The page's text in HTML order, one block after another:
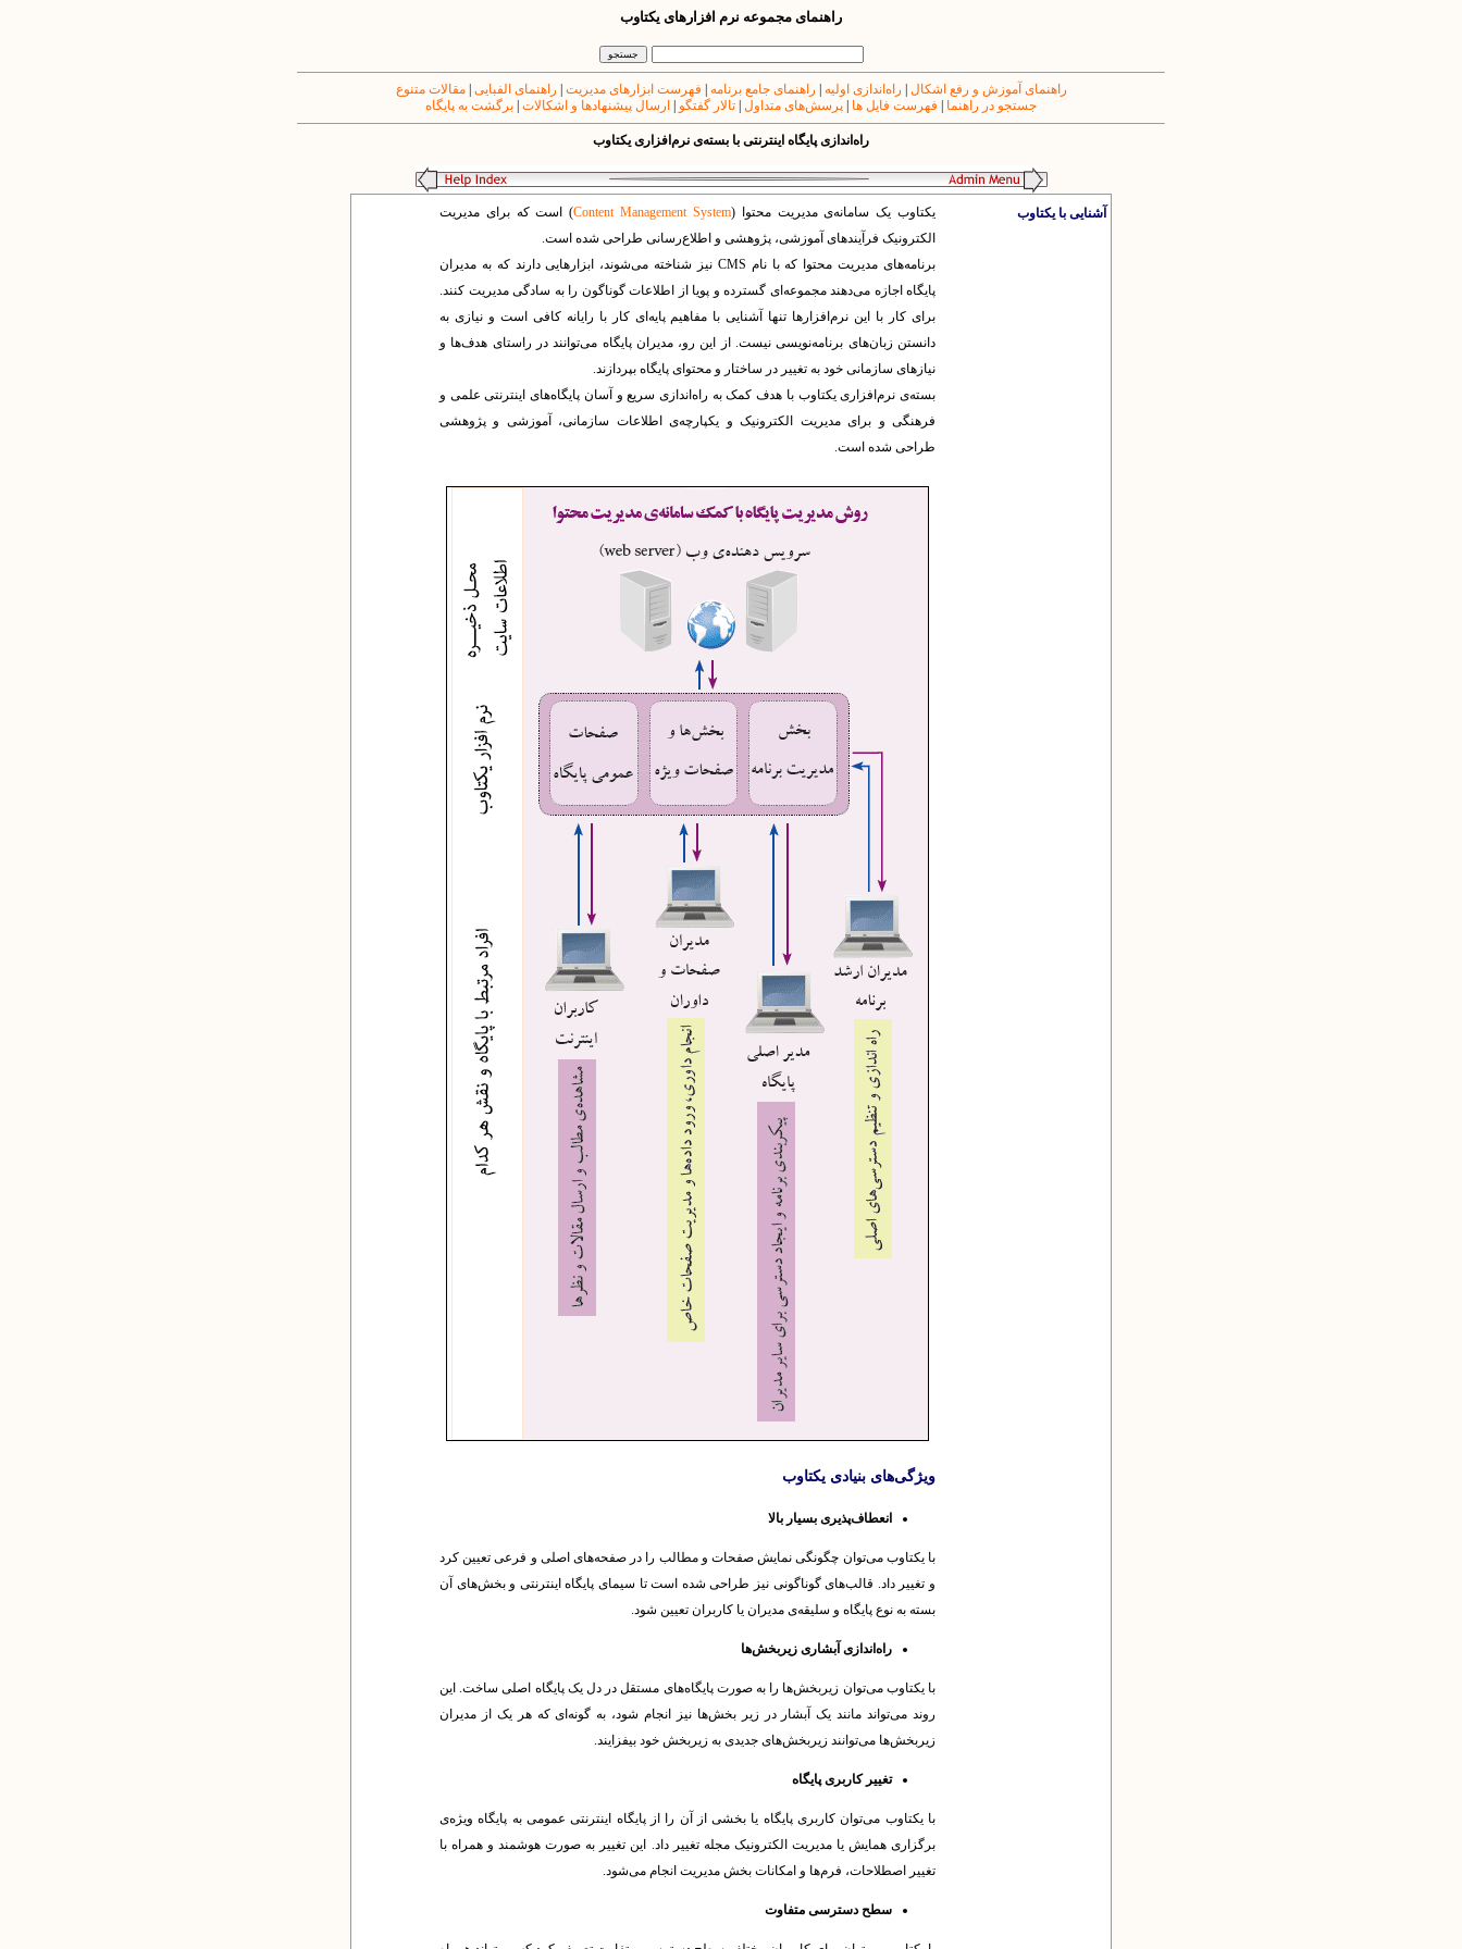
راهنمای مجموعه نرم افزارهای یکتاوب
راهنمای آموزش و رفع اشکال راه‌اندازی اولیه راهنمای جامع برنامه فهرست ابزارهای مدیریت راهنمای الفبایی |مقالات متنوع
جستجو در راهنما
فهرست فایل ها پرسش‌های متداول تالار گفتگو ارسال پیشنهادها و اشکالات برگشت به پایگاه
راه‌اندازی پایگاه اینترنتی با بسته‌ی نرم‌افزاری یکتاوب
آشنایی با یکتاوب یکتاوب یک سامانه‌ی مدیریت محتوا (Content Management System) است که برای مدیریت
الکترونیک فرآیندهای آموزشی، پژوهشی و اطلاع‌رسانی طراحی شده است.
برنامه‌های مدیریت محتوا که با نام CMS نیز شناخته می‌شوند، ابزارهایی دارند که به مدیران
پایگاه اجازه می‌دهند مجموعه‌ای گسترده و پویا از اطلاعات گوناگون را به سادگی مدیریت کنند.
برای کار با این نرم‌افزارها تنها آشنایی با مفاهیم پایه‌ای کار با رایانه کافی است و نیازی به
دانستن زبان‌های برنامه‌نویسی نیست. از این رو، مدیران پایگاه می‌توانند در راستای هدف‌ها و
نیازهای سازمانی خود به تغییر در ساختار و محتوای پایگاه بپردازند.
بسته‌ی نرم‌افزاری یکتاوب با هدف کمک به راه‌‌اندازی سریع و آسان پایگاه‌های اینترنتی علمی و
فرهنگی و برای مدیریت الکترونیک و یکپارچه‌ی اطلاعات سازمانی، آموزشی و پژوهشی
طراحی شده است.
ویژگی‌های بنیادی یکتاوب
انعطاف‌پذیری بسیار بالا
با یکتاوب می‌توان چگونگی نمایش صفحات و مطالب را در صفحه‌های اصلی و فرعی تعیین کرد
و تغییر داد. قالب‌های گوناگونی نیز طراحی شده است تا سیمای پایگاه‌ اینترنتی و بخش‌های آن
بسته به نوع پایگاه و سلیقه‌ی مدیران یا کاربران تعیین شود.
راه‌اندازی آبشاری زیربخش‌ها
با یکتاوب می‌توان زیربخش‌ها را به صورت پایگاه‌های مستقل در دل یک پایگاه اصلی ساخت. این
روند می‌تواند مانند یک آبشار در زیر بخش‌ها نیز انجام شود، به گونه‌ای که هر یک از مدیران
زیربخش‌ها می‌توانند زیربخش‌های جدیدی به زیربخش خود بیفزایند.
تغییر کاربری پایگاه
با یکتاوب می‌توان کاربری پایگاه یا بخشی از آن را از پایگاه اینترنتی عمومی به پایگاه ویژه‌ی
برگزاری همایش یا مدیریت الکترونیک مجله تغییر داد. این تغییر به‌ صورت هوشمند و همراه با
تغییر اصطلاحات، فرم‌ها و امکانات بخش مدیریت انجام می‌شود.
سطح دسترسی متفاوت